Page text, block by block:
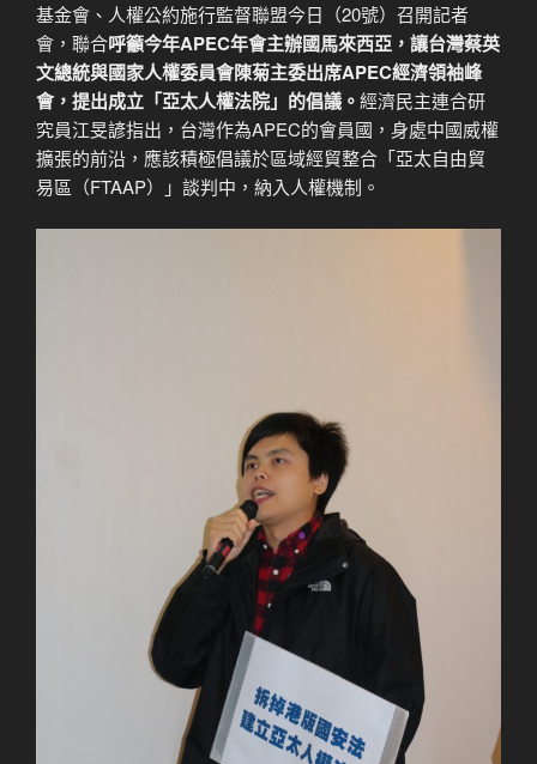
基金會、人權公約施行監督聯盟今日（20號）召開記者
會，聯合呼籲今年APEC年會主辦國馬來西亞，讓台灣蔡英
文總統與國家人權委員會陳菊主委出席APEC經濟領袖峰
會，提出成立「亞太人權法院」的倡議。經濟民主連合研
究員江旻諺指出，台灣作為APEC的會員國，身處中國威權
擴張的前沿，應該積極倡議於區域經貿整合「亞太自由貿
易區（FTAAP）」談判中，納入人權機制。